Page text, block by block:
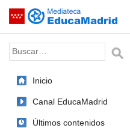
Saltar navegación
Palabra o frase:
Inicio
Canal EducaMadrid
Últimos contenidos